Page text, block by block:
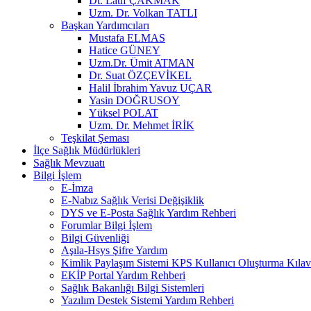
Uzm. Dr. Volkan TATLI
Başkan Yardımcıları
Mustafa ELMAS
Hatice GÜNEY
Uzm.Dr. Ümit ATMAN
Dr. Suat ÖZÇEVİKEL
Halil İbrahim Yavuz UÇAR
Yasin DOĞRUSOY
Yüksel POLAT
Uzm. Dr. Mehmet İRİK
Teşkilat Şeması
İlçe Sağlık Müdürlükleri
Sağlık Mevzuatı
Bilgi İşlem
E-İmza
E-Nabız Sağlık Verisi Değişiklik
DYS ve E-Posta Sağlık Yardım Rehberi
Forumlar Bilgi İşlem
Bilgi Güvenliği
Aşıla-Hsys Şifre Yardım
Kimlik Paylaşım Sistemi KPS Kullanıcı Oluşturma
EKİP Portal Yardım Rehberi
Sağlık Bakanlığı Bilgi Sistemleri
Yazılım Destek Sistemi Yardım Rehberi